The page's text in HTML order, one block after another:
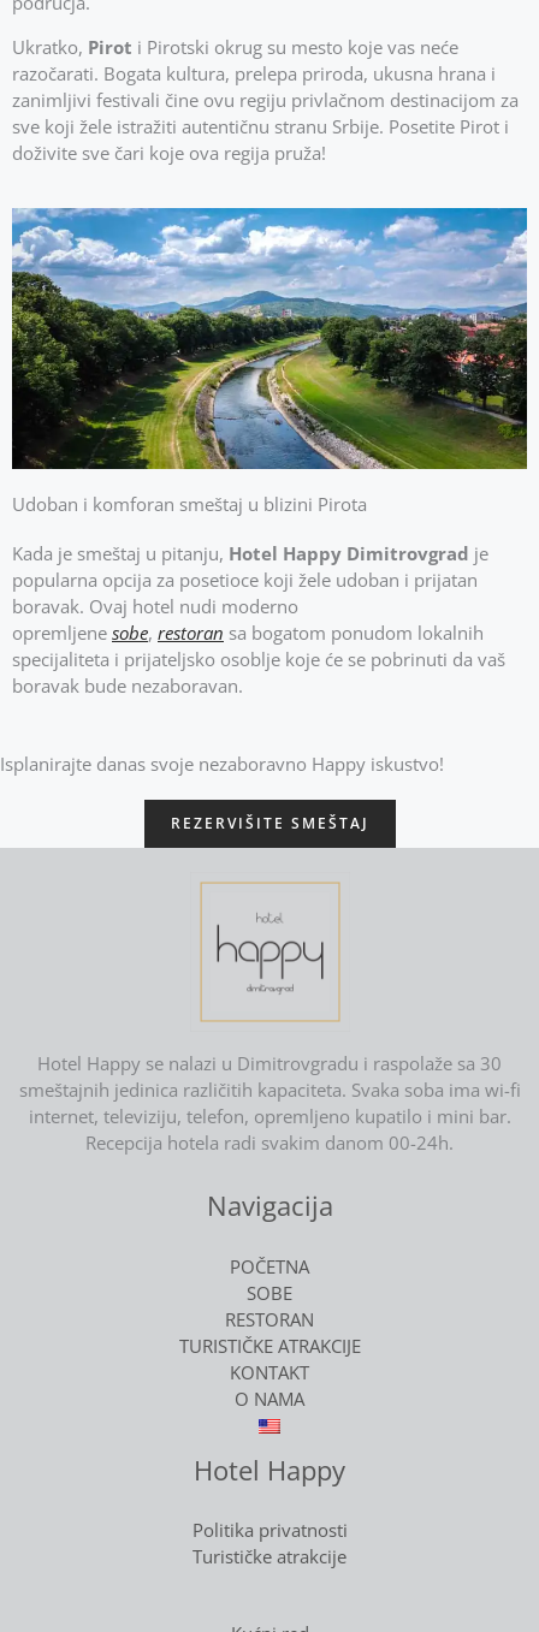
Ukratko, Pirot i Pirotski okrug su mesto koje vas neće
razočarati. Bogata kultura, prelepa priroda, ukusna hrana i
zanimljivi festivali čine ovu regiju privlačnom destinacijom za
sve koji žele istražiti autentičnu stranu Srbije. Posetite Pirot i
doživite sve čari koje ova regija pruža!
Udoban i komforan smeštaj u blizini Pirota
Kada je smeštaj u pitanju, Hotel Happy Dimitrovgrad je
popularna opcija za posetioce koji žele udoban i prijatan
boravak. Ovaj hotel nudi moderno
opremljene sobe, restoran sa bogatom ponudom lokalnih
specijaliteta i prijateljsko osoblje koje će se pobrinuti da vaš
boravak bude nezaboravan.
Isplanirajte danas svoje nezaboravno Happy iskustvo!
REZERVIŠITE SMEŠTAJ
Hotel Happy se nalazi u Dimitrovgradu i raspolaže sa 30
smeštajnih jedinica različitih kapaciteta. Svaka soba ima wi-fi
internet, televiziju, telefon, opremljeno kupatilo i mini bar.
Recepcija hotela radi svakim danom 00-24h.
Navigacija
POČETNA
SOBE
RESTORAN
TURISTIČKE ATRAKCIJE
KONTAKT
O NAMA
Hotel Happy
Politika privatnosti
Turističke atrakcije